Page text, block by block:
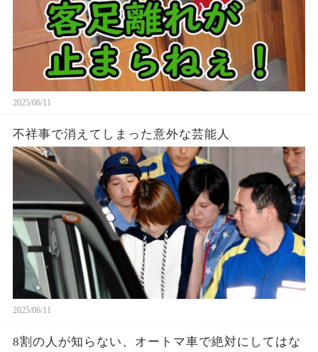
2025/06/11
不祥事で消えてしまった意外な芸能人
2025/06/11
8割の人が知らない、オートマ車で絶対にしてはな